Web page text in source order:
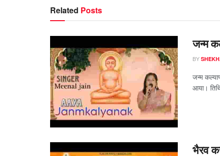
Related Posts
जन्म
BY
जन्म
आया।
भैरव